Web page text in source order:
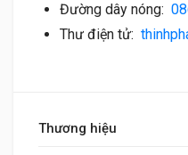
Đường dây nóng:
Thư điện tử:
Thương hiệu